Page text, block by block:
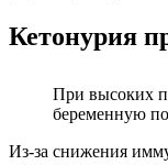
Кетонурия
При высоких
беременную
Из-за снижения